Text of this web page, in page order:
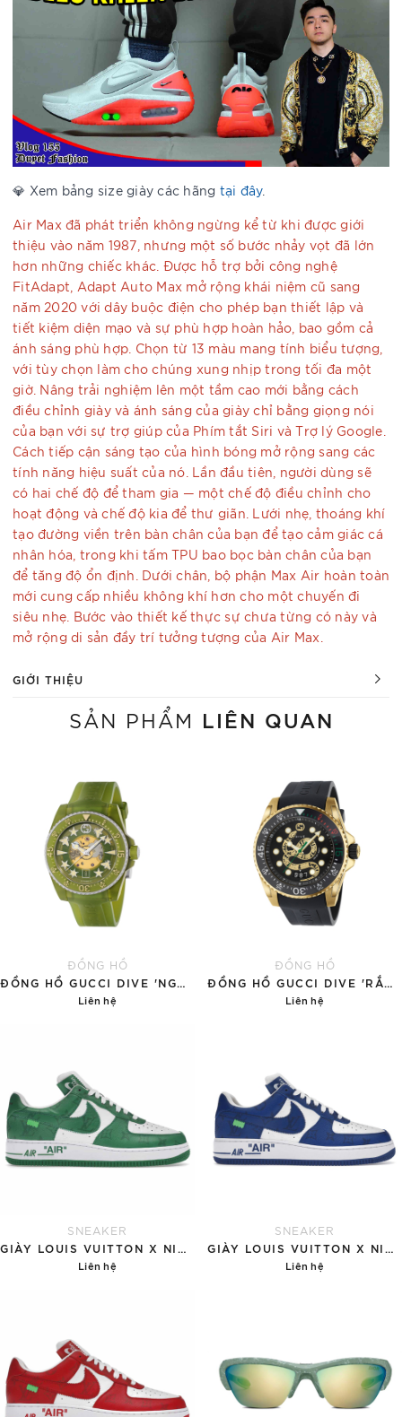
💎 Xem bảng size giày các hãng tại đây.
Air Max đã phát triển không ngừng kể từ khi được giới
thiệu vào năm 1987, nhưng một số bước nhảy vọt đã lớn
hơn những chiếc khác. Được hỗ trợ bởi công nghệ
FitAdapt, Adapt Auto Max mở rộng khái niệm cũ sang
năm 2020 với dây buộc điện cho phép bạn thiết lập và
tiết kiệm diện mạo và sự phù hợp hoàn hảo, bao gồm cả
ánh sáng phù hợp. Chọn từ 13 màu mang tính biểu tượng,
với tùy chọn làm cho chúng xung nhịp trong tối đa một
giờ. Nâng trải nghiệm lên một tầm cao mới bằng cách
điều chỉnh giày và ánh sáng của giày chỉ bằng giọng nói
của bạn với sự trợ giúp của Phím tắt Siri và Trợ lý Google.
Cách tiếp cận sáng tạo của hình bóng mở rộng sang các
tính năng hiệu suất của nó. Lần đầu tiên, người dùng sẽ
có hai chế độ để tham gia — một chế độ điều chỉnh cho
hoạt động và chế độ kia để thư giãn. Lưới nhẹ, thoáng khí
tạo đường viền trên bàn chân của bạn để tạo cảm giác cá
nhân hóa, trong khi tấm TPU bao bọc bàn chân của bạn
để tăng độ ổn định. Dưới chân, bộ phận Max Air hoàn toàn
mới cung cấp nhiều không khí hơn cho một chuyến đi
siêu nhẹ. Bước vào thiết kế thực sự chưa từng có này và
mở rộng di sản đầy trí tưởng tượng của Air Max.
GIỚI THIỆU
SẢN PHẨM LIÊN QUAN
ĐỒNG HỒ
ĐỒNG HỒ GUCCI DIVE 'NGỌC BÍCH'
Liên hệ
ĐỒNG HỒ
ĐỒNG HỒ GUCCI DIVE 'RẮN VÀNG'
Liên hệ
SNEAKER
GIÀY LOUIS VUITTON X NIKE AIR FORCE 1 'GREEN'
Liên hệ
SNEAKER
GIÀY LOUIS VUITTON X NIKE AIR FORCE 1 'BLUE'
Liên hệ